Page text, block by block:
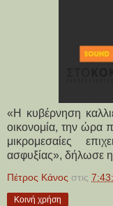
«Η κυβέρνηση
οικονομία, την ώρα
μικρομεσαίες
ασφυξίας», δήλωσε
Πέτρος Κάνος στις
Κοινή χρήση